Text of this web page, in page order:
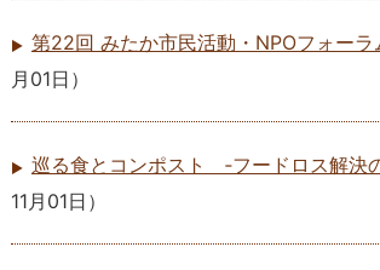
第22回 みたか市民活動・NPOフォーラ
月01日 ）
巡る食とコンポスト ‐フードロス解決
11月01日 ）